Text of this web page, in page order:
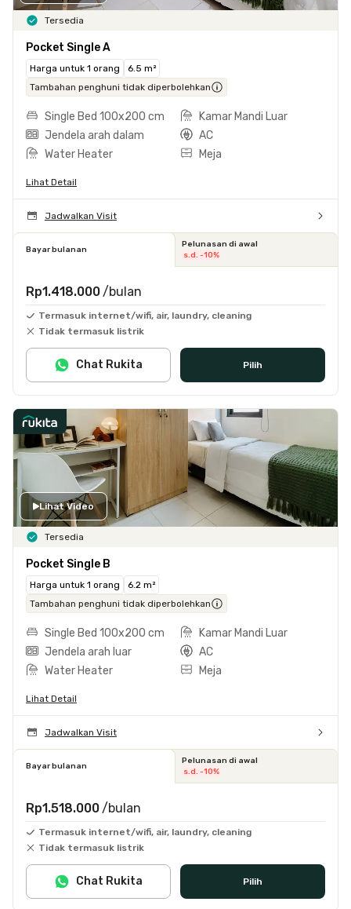
Tersedia
Pocket Single A
Harga untuk 1 orang
6.5 m²
Tambahan penghuni tidak diperbolehkan
Single Bed 100x200 cm
Kamar Mandi Luar
Jendela arah dalam
AC
Water Heater
Meja
Lihat Detail
Jadwalkan Visit
Bayar bulanan
Pelunasan di awal
s.d. -10%
Rp1.418.000 /bulan
Termasuk internet/wifi, air, laundry, cleaning
Tidak termasuk listrik
Pilih
Chat Rukita
Lihat Video
Tersedia
Pocket Single B
Harga untuk 1 orang
6.2 m²
Tambahan penghuni tidak diperbolehkan
Single Bed 100x200 cm
Kamar Mandi Luar
Jendela arah luar
AC
Water Heater
Meja
Lihat Detail
Jadwalkan Visit
Bayar bulanan
Pelunasan di awal
s.d. -10%
Rp1.518.000 /bulan
Termasuk internet/wifi, air, laundry, cleaning
Tidak termasuk listrik
Pilih
Chat Rukita